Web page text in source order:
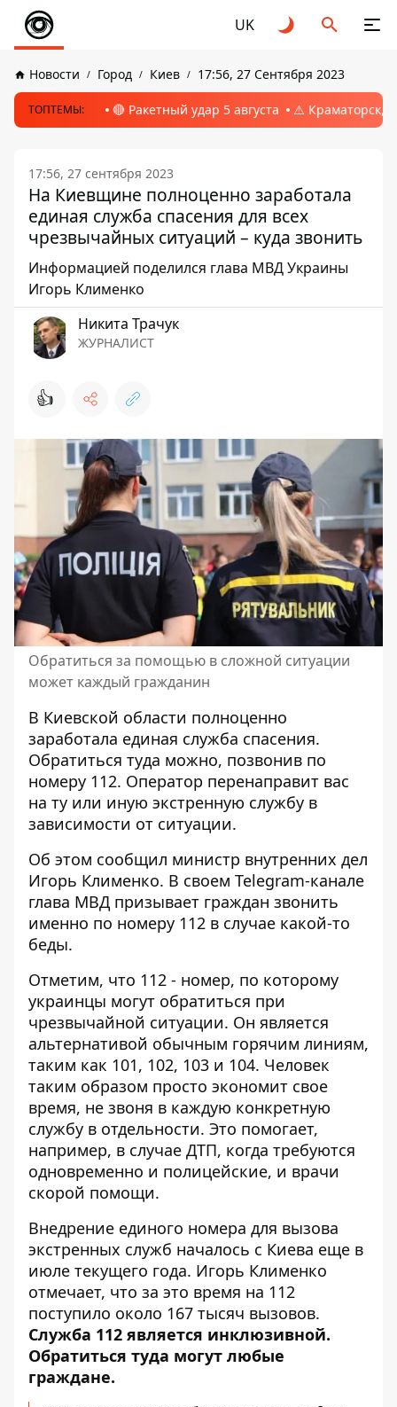
UK
Новости Город Киев 17:56, 27 Сентября 2023
ТОПТЕМЫ: 🔴 Ракетный удар 5 августа ⚠️ Краматорск,
17:56, 27 сентября 2023
На Киевщине полноценно заработала
единая служба спасения для всех
чрезвычайных ситуаций – куда звонить
Информацией поделился глава МВД Украины
Игорь Клименко
Никита Трачук
ЖУРНАЛИСТ
👍
Обратиться за помощью в сложной ситуации
может каждый гражданин
В Киевской области полноценно
заработала единая служба спасения.
Обратиться туда можно, позвонив по
номеру 112. Оператор перенаправит вас
на ту или иную экстренную службу в
зависимости от ситуации.
Об этом сообщил министр внутренних дел
Игорь Клименко. В своем Telegram-канале
глава МВД призывает граждан звонить
именно по номеру 112 в случае какой-то
беды.
Отметим, что 112 - номер, по которому
украинцы могут обратиться при
чрезвычайной ситуации. Он является
альтернативой обычным горячим линиям,
таким как 101, 102, 103 и 104. Человек
таким образом просто экономит свое
время, не звоня в каждую конкретную
службу в отдельности. Это помогает,
например, в случае ДТП, когда требуются
одновременно и полицейские, и врачи
скорой помощи.
Внедрение единого номера для вызова
экстренных служб началось с Киева еще в
июле текущего года. Игорь Клименко
отмечает, что за это время на 112
поступило около 167 тысяч вызовов.
Служба 112 является инклюзивной.
Обратиться туда могут любые
граждане.